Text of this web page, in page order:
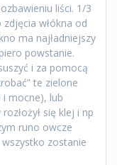
liści. 1/3
włókna od
ma najładniejszy
powstanie.
i za pomocą
te zielone
i mocne), lub
się klej i np
runo owcze
zostanie